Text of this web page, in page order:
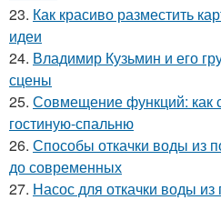
23. Как красиво разместить
идеи
24. Владимир Кузьмин и его
сцены
25. Совмещение функций: как
гостиную-спальню
26. Способы откачки воды из
до современных
27. Насос для откачки воды